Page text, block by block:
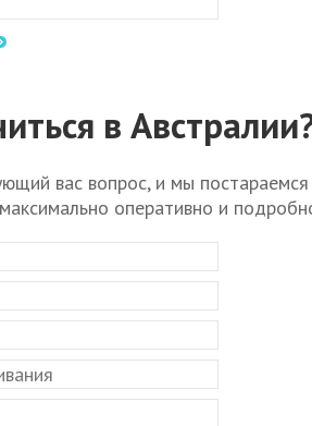
в
вас вопрос, и мы постараемся
оперативно и